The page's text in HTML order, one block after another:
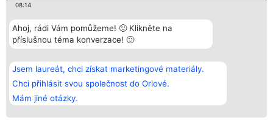
08:14
Ahoj, rádi Vám pomůžeme! 🙂 Klikněte na
příslušnou téma konverzace! 🙂
Jsem laureát, chci získat marketingové materiály.
Chci přihlásit svou společnost do Orlové.
Mám jiné otázky.
Bright Side Solutions sp. z o.
o. sp. k.
ul. Ruska 22
Wrocław 50-079
KRS 0000749100 | Regon
381313360 | NIP 8943132676
Vítězové
Seznam všech
laureátů
Zásady
Zásady
Kontakt